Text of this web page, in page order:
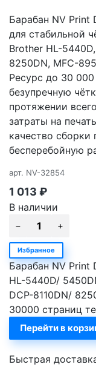
Барабан NV
для стабильной
Brother HL-
8250DN, MFC-
Ресурс до 30
безупречную
протяжении
затраты на
качество сборки
бесперебойную
арт. NV-32854
1 013 ₽
В наличии
Избранное
Барабан NV Print
HL-5440D/
DCP-8110DN/
30000 страниц
Перейти в
Быстрая